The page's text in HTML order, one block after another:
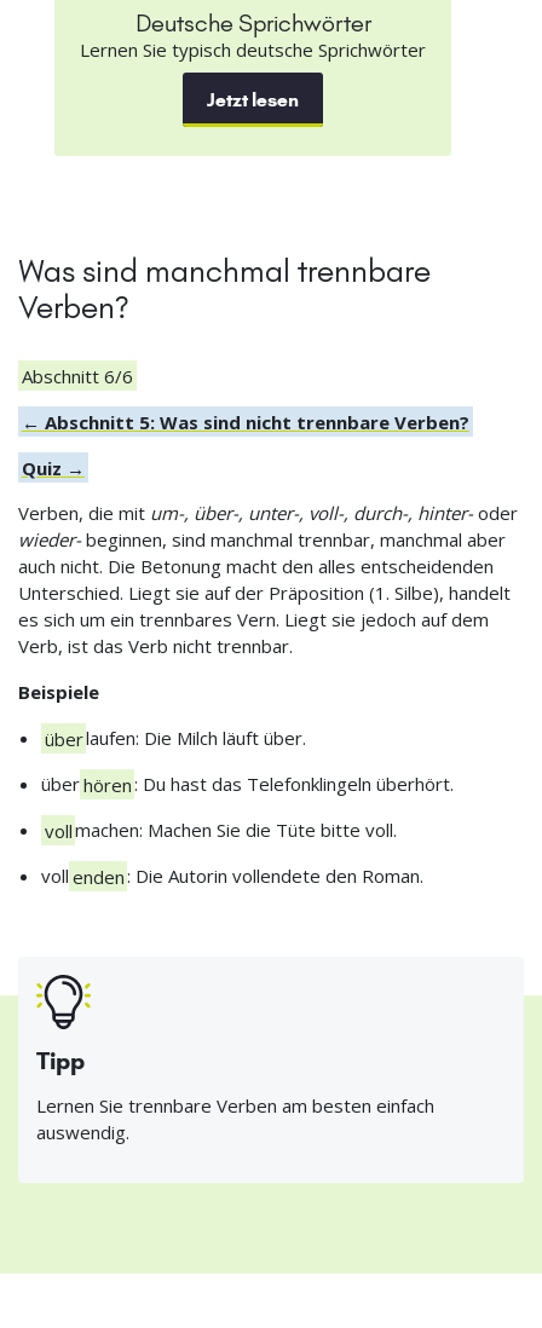
Deutsche Sprichwörter
Lernen Sie typisch deutsche Sprichwörter
Jetzt lesen
Was sind manchmal trennbare
Verben?
Abschnitt 6/6
← Abschnitt 5: Was sind nicht trennbare Verben?
Quiz →
Verben, die mit um-, über-, unter-, voll-, durch-, hinter-oder
wieder-beginnen, sind manchmal trennbar, manchmal aber
auch nicht. Die Betonung macht den alles entscheidenden
Unterschied. Liegt sie auf der Präposition (1. Silbe), handelt
es sich um ein trennbares Vern. Liegt sie jedoch auf dem
Verb, ist das Verb nicht trennbar.
Beispiele
überlaufen: Die Milch läuft über.
überhören: Du hast das Telefonklingeln überhört.
vollmachen: Machen Sie die Tüte bitte voll.
voll enden: Die Autorin vollendete den Roman.
Tipp
Lernen Sie trennbare Verben am besten einfach
auswendig.